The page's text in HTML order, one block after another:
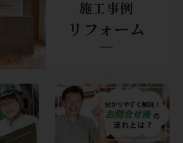
施工事例
リフォーム